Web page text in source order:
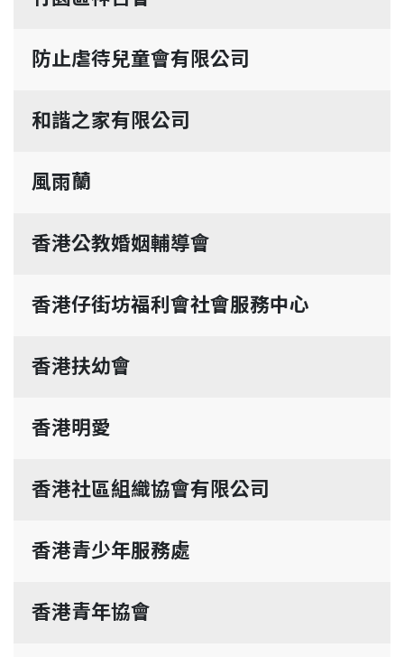
防止虐待兒童會有限公司
和諧之家有限公司
風雨蘭
香港公教婚姻輔導會
香港仔街坊福利會社會服務中心
香港扶幼會
香港明愛
香港社區組織協會有限公司
香港青少年服務處
香港青年協會